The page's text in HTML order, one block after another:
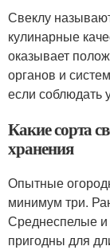
Свеклу
кулинарные
оказывает
органов и
если соблюдать
Какие сорта
хранения
Опытные
минимум три.
Среднеспелые и
пригодны для